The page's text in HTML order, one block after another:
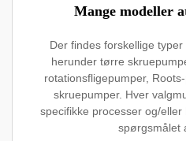
Mange modeller
Der findes forskellige
herunder tørre
rotationsfligepumper,
skruepumper. Hver
specifikke processer og/
spørgsmålet